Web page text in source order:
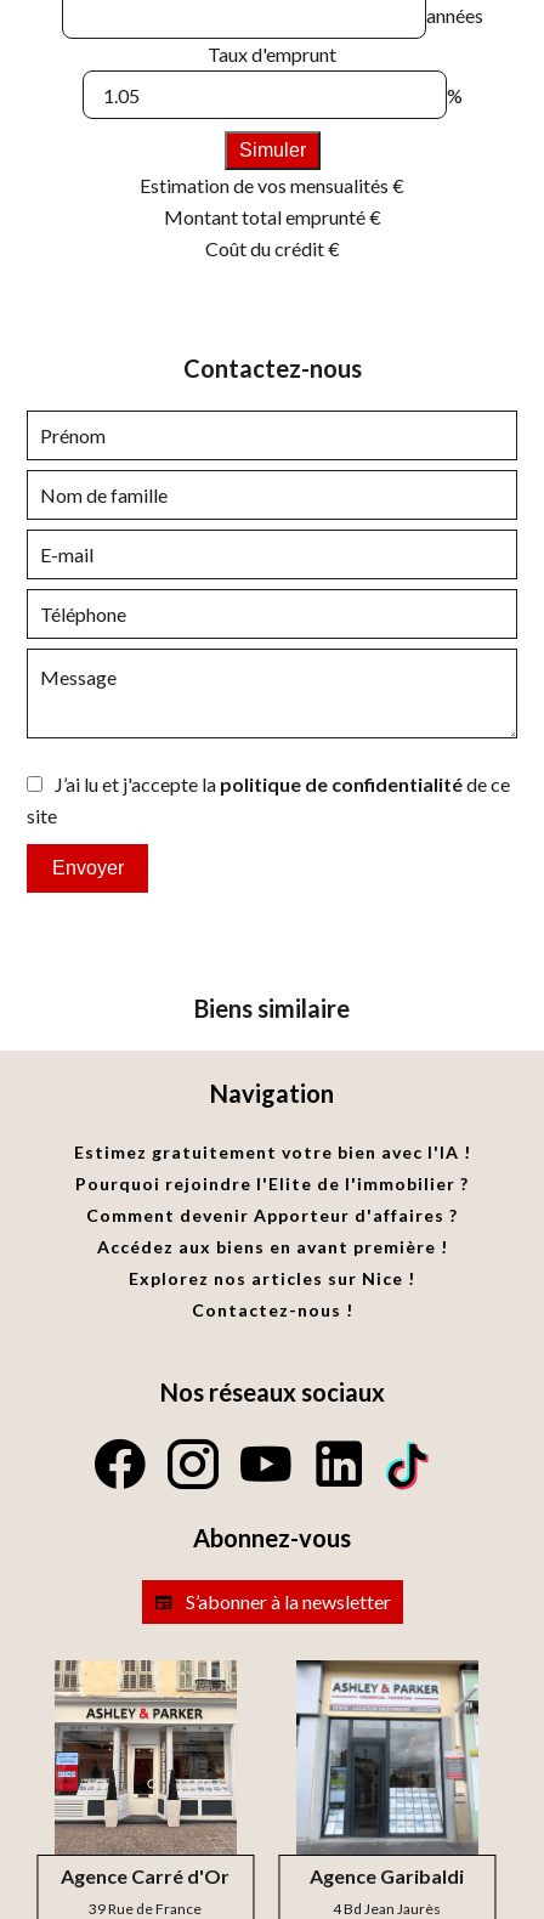
années
Taux d'emprunt
%
Simuler
Estimation de vos mensualités €
Montant total emprunté€
Coût du crédit€
Contactez-nous
J’ai lu et j'accepte la politique de confidentialitéde ce
site
Envoyer
Biens similaire
Navigation
Estimez gratuitement votre bien avec l'IA !
Pourquoi rejoindre l'Elite de l'immobilier ?
Comment devenir Apporteur d'affaires ?
Accédez aux biens en avant première !
Explorez nos articles sur Nice !
Contactez-nous !
Nos réseaux sociaux
Abonnez-vous
S’abonner à la newsletter
Agence Carré d'Or
39 Rue de France
Agence Garibaldi
4 Bd Jean Jaurès